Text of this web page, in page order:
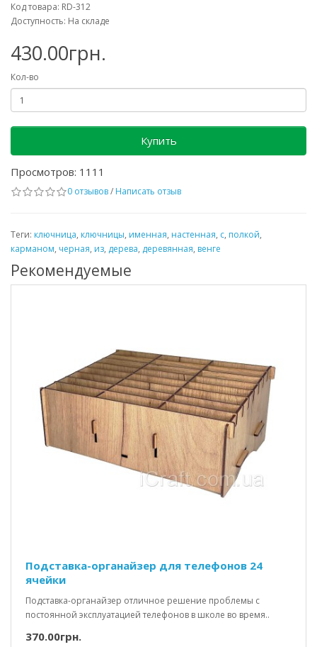
Код товара: RD-312
Доступность: На складе
430.00грн.
Кол-во
Купить
Просмотров: 1111
0 отзывов/ Написать отзыв
Теги: ключница, ключницы, именная, настенная, с, полкой,
карманом, черная, из, дерева, деревянная, венге
Рекомендуемые
Подставка-органайзер для телефонов 24
ячейки
Подставка-органайзер отличное решение проблемы с
постоянной эксплуатацией телефонов в школе во время..
370.00грн.